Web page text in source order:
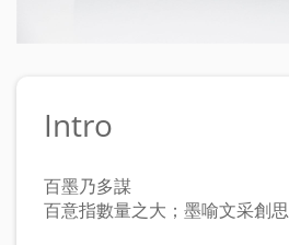
Intro
百墨乃多謀
百意指數量之大；墨喻文采創思